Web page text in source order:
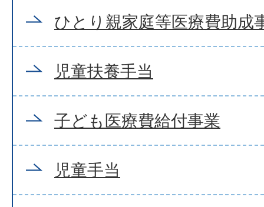
ひとり親家庭等医療費助成
児童扶養手当
子ども医療費給付事業
児童手当